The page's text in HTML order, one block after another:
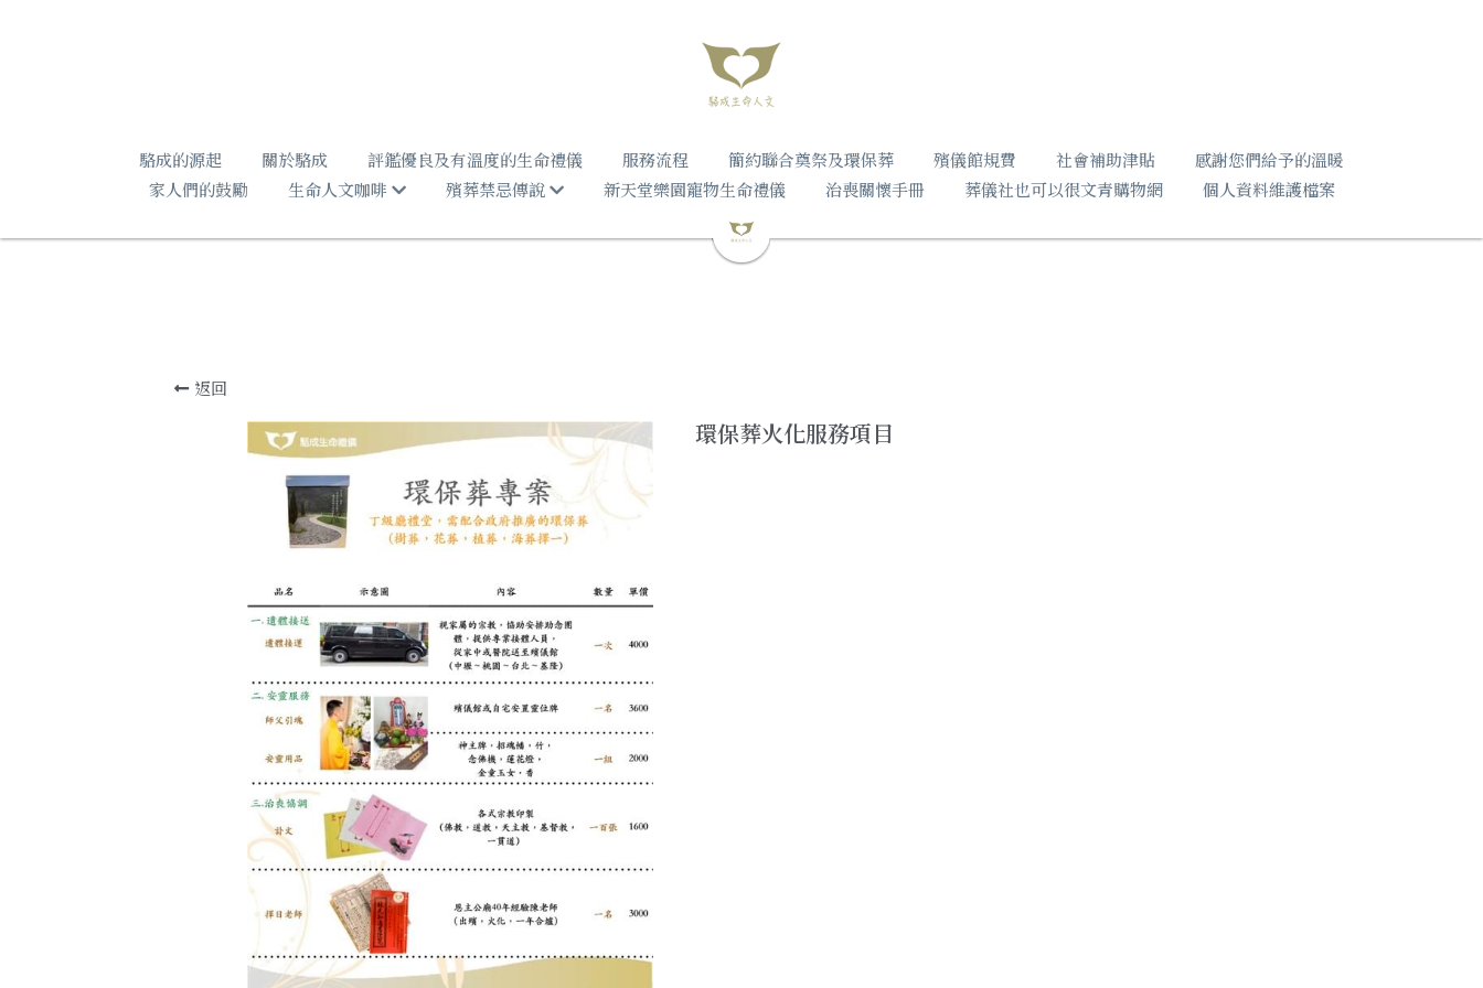
駱成的源起 關於駱成 評鑑優良及有溫度的生命禮儀 服務流程 簡約聯合奠祭及環保葬 殯儀館規費 社會補助津貼
感謝您們給予的溫暖
家人們的鼓勵
生命人文咖啡 殯葬禁忌傳說 新天堂樂園寵物生命禮儀 治喪關懷手冊 葬儀社也可以很文青購物網 個人資料維護檔案
返回
環保葬火化服務項目